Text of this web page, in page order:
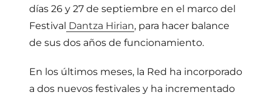
días 26 y 27 de septiembre en el marco del
Festival Dantza Hirian, para hacer balance
de sus dos años de funcionamiento.
En los últimos meses, la Red ha incorporado
a dos nuevos festivales y ha incrementado